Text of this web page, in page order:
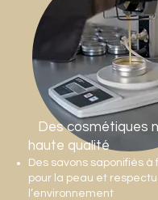
Des cosmétiques
haute qualité
Des savons saponifiés à
pour la peau et
l’environnement